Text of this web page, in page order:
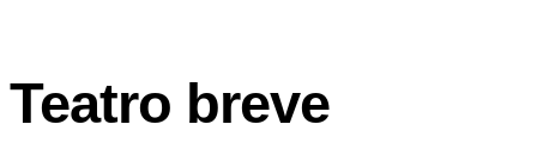
Teatro breve